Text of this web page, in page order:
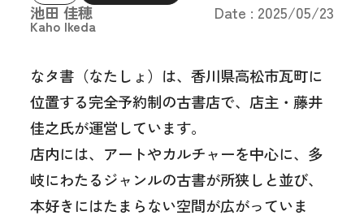
池田 佳穂
Kaho Ikeda
Date : 2025/05/23
なタ書（なたしょ）は、香川県高松市瓦町に
位置する完全予約制の古書店で、店主・藤井
佳之氏が運営しています。
店内には、アートやカルチャーを中心に、多
岐にわたるジャンルの古書が所狭しと並び、
本好きにはたまらない空間が広がっていま